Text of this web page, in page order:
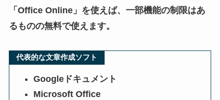
「Office Online」を使えば、一部機能の制限はあ
るものの無料で使えます。
代表的な文章作成ソフト
Googleドキュメント
Microsoft Office